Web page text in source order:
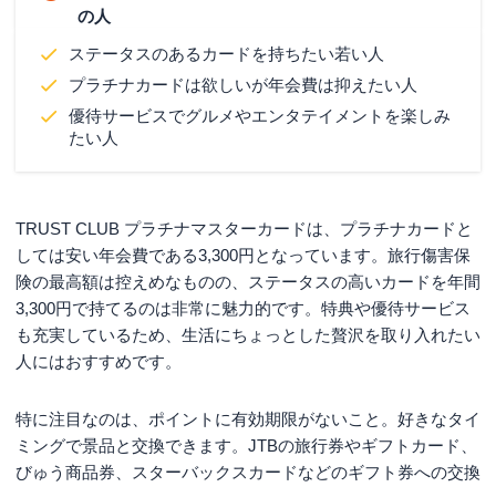
必要書類
民基本台帳カード・マイナンバーカー
ド（個人番号カード）・在留カード／
特別永住者証明書など本人確認書類の
の人
ステータスのあるカードを持ちたい若い人
プラチナカードは欲しいが年会費は抑えたい人
優待サービスでグルメやエンタテイメントを楽しみ
たい人
TRUST CLUB プラチナマスターカードは、プラチナカードと
しては安い年会費である3,300円となっています。旅行傷害保
険の最高額は控えめなものの、ステータスの高いカードを年間
3,300円で持てるのは非常に魅力的です。特典や優待サービス
も充実しているため、生活にちょっとした贅沢を取り入れたい
人にはおすすめです。
特に注目なのは、ポイントに有効期限がないこと。好きなタイ
ミングで景品と交換できます。JTBの旅行券やギフトカード、
びゅう商品券、スターバックスカードなどのギフト券への交換